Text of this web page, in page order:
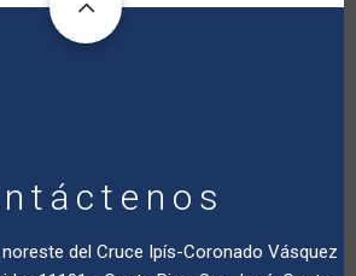
del Cruce Ipís-Coronado Vásquez